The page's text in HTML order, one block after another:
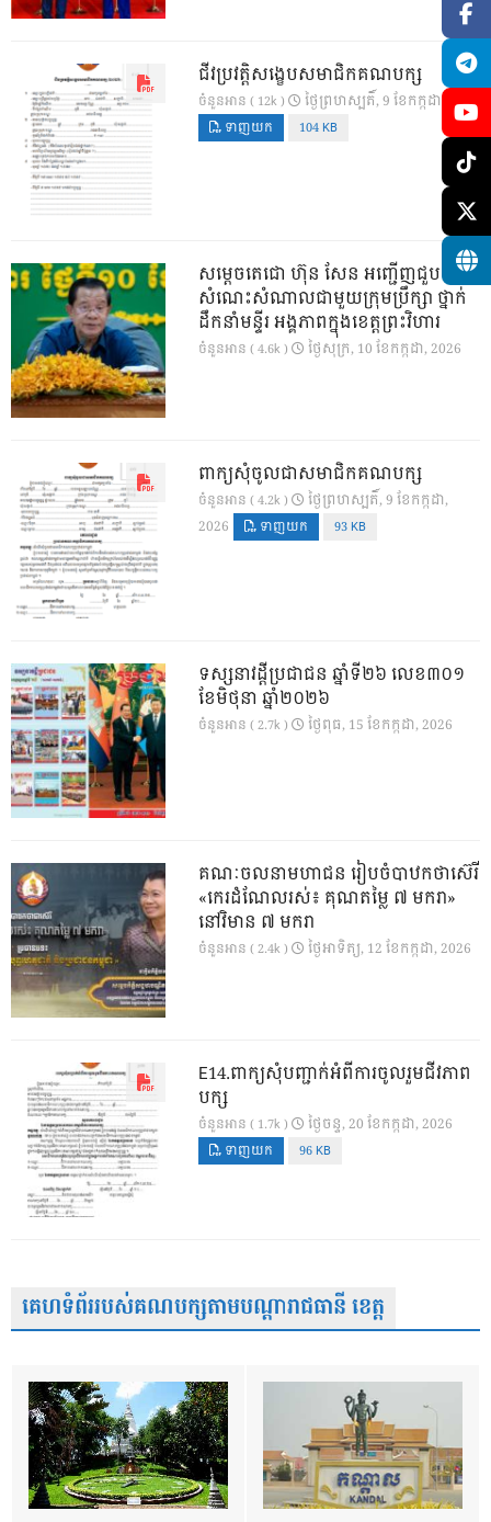
ជីវប្រវត្តិសង្ខេបសមាជិកគណបក្ស
ចំនួនអាន ( 12k ) ថ្ងៃ​ព្រហស្បតិ៍, 9 ខែ​កក្កដា, 2026
ទាញយក 104 KB
សម្តេចតេជោ ហ៊ុន សែន អញ្ជើញជួប
សំណេះសំណាលជាមួយក្រុមប្រឹក្សា ថ្នាក់
ដឹកនាំមន្ទីរ អង្គភាពក្នុងខេត្តព្រះវិហារ
ចំនួនអាន ( 4.6k ) ថ្ងៃ​សុក្រ, 10 ខែ​កក្កដា, 2026
ពាក្យសុំចូលជាសមាជិកគណបក្ស
ចំនួនអាន ( 4.2k )
ថ្ងៃ​ព្រហស្បតិ៍, 9 ខែ​កក្កដា,
2026
ទាញយក 93 KB
ទស្សនាវដ្ដីប្រជាជន ឆ្នាំទី២៦ លេខ៣០១
ខែមិថុនា ឆ្នាំ២០២៦
ចំនួនអាន ( 2.7k ) ថ្ងៃ​ពុធ, 15 ខែ​កក្កដា, 2026
គណៈចលនាមហាជន រៀបចំបាឋកថាស៊េរី
«កេរដំណែលរស់៖ គុណតម្លៃ ៧ មករា»
នៅវិមាន ៧ មករា
ចំនួនអាន ( 2.4k ) ថ្ងៃ​អាទិត្យ, 12 ខែ​កក្កដា, 2026
E14.ពាក្យសុំបញ្ជាក់អំពីការចូលរួមជីវភាព
បក្ស
ចំនួនអាន ( 1.7k ) ថ្ងៃ​ចន្ទ, 20 ខែ​កក្កដា, 2026
ទាញយក 96 KB
គេហទំព័ររបស់គណបក្សតាមបណ្តារាជធានី ខេត្ត